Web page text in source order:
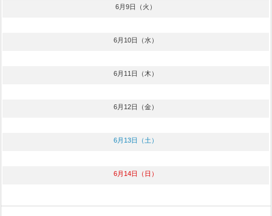
6月9日（火）
6月10日（水）
6月11日（木）
6月12日（金）
6月13日（土）
6月14日（日）